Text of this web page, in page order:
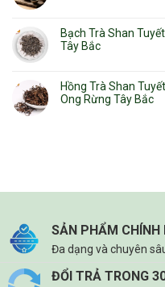
Bạch Trà Shan
Tây Bắc
Hồng Trà Shan
Ong Rừng Tây Bắc
SẢN PHẨM CHÍNH
Đa dạng và chuyên
ĐỔI TRẢ TRONG